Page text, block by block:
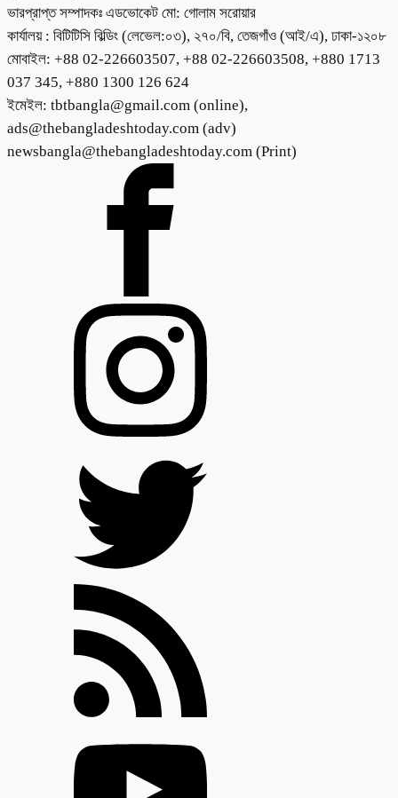
ভারপ্রাপ্ত সম্পাদকঃ এডভোকেট মো: গোলাম সরোয়ার
কার্যালয় : বিটিটিসি বিল্ডিং (লেভেল:০৩), ২৭০/বি, তেজগাঁও (আই/এ), ঢাকা-১২০৮
মোবাইল: +88 02-226603507, +88 02-226603508, +880 1713
037 345, +880 1300 126 624
ইমেইল: tbtbangla@gmail.com (online),
ads@thebangladeshtoday.com (adv)
newsbangla@thebangladeshtoday.com (Print)